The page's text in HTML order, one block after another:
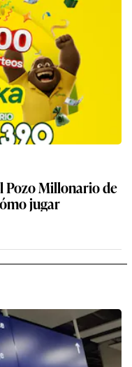
Pozo Millonario de
jugar